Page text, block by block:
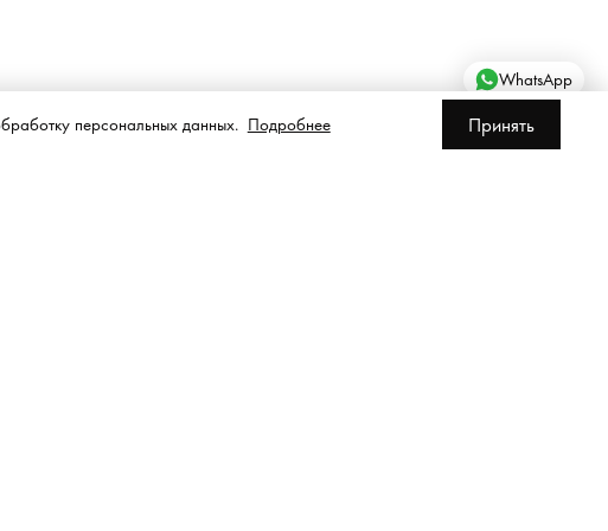
WhatsApp
персональных данных. Подробнее Принять